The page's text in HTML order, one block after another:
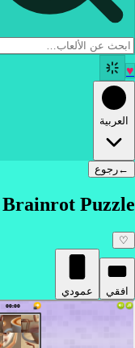
♥
العربية
←رجوع
Brainrot Puzzle
♡
افقي عمودي